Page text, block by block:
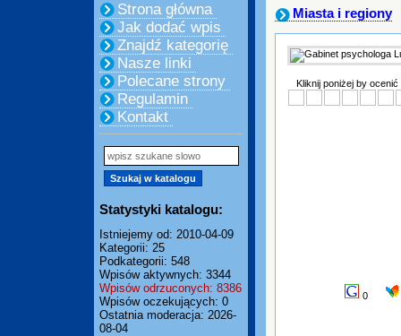
Strona główna
Jak dodać wpis
Znajdź kategorię
Nasze linki
Polecane strony
Regulamin
Kontakt
Statystyki katalogu:
Istniejemy od: 2010-04-09
Kategorii: 25
Podkategorii: 548
Wpisów aktywnych: 3344
Wpisów odrzuconych: 8386
Wpisów oczekujących: 0
Ostatnia moderacja: 2026-
08-04
Miasta i regiony
Kliknij poniżej by ocenić
0